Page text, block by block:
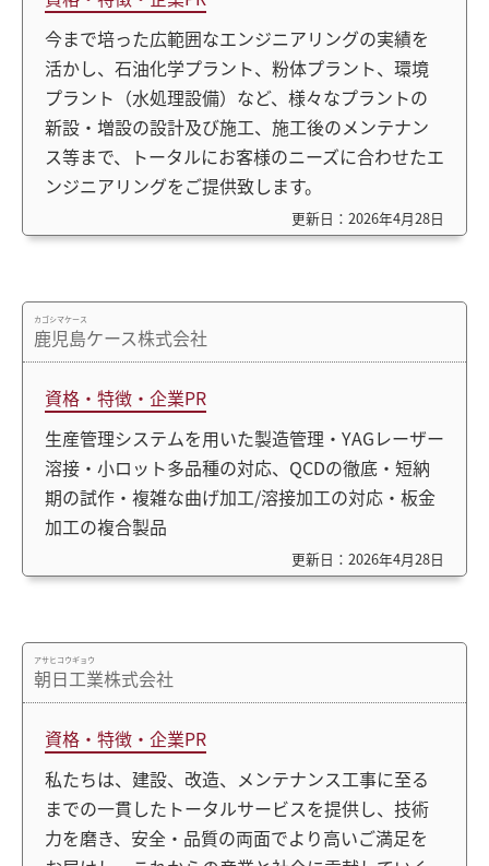
今まで培った広範囲なエンジニアリングの実績を
活かし、石油化学プラント、粉体プラント、環境
プラント（水処理設備）など、様々なプラントの
新設・増設の設計及び施工、施工後のメンテナン
ス等まで、トータルにお客様のニーズに合わせたエ
ンジニアリングをご提供致します。
更新日：2026年4月28日
カゴシマケース
鹿児島ケース株式会社
資格・特徴・企業PR
生産管理システムを用いた製造管理・YAGレーザー
溶接・小ロット多品種の対応、QCDの徹底・短納
期の試作・複雑な曲げ加工/溶接加工の対応・板金
加工の複合製品
更新日：2026年4月28日
アサヒコウギョウ
朝日工業株式会社
資格・特徴・企業PR
私たちは、建設、改造、メンテナンス工事に至る
までの一貫したトータルサービスを提供し、技術
力を磨き、安全・品質の両面でより高いご満足を